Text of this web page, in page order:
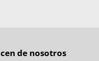
de nosotros